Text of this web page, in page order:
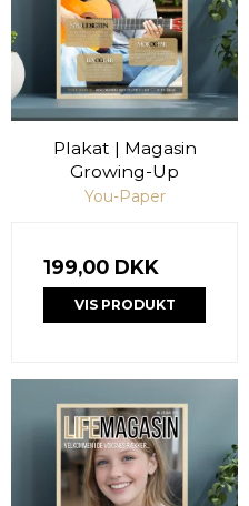
Plakat | Magasin
Growing-Up
You-Paper
199,00 DKK
VIS PRODUKT